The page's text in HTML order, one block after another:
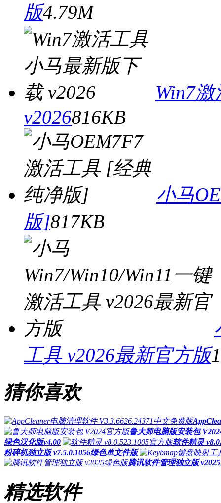
版4.79M
Win7
v2026816KB
小马
版]817KB
工具 v2026最新官方版
猜你喜欢
鲁大师电脑版安装包
绿色汉化版v4.00
软件精灵
粉碎机独立版 v7.5.0.1056绿色单文件版
腾讯软件管理独立版
精选软件